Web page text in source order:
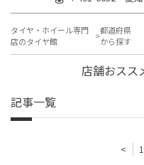
タイヤ・ホイール専門
店のタイヤ館
都道府県
から探す
店舗おスス
記事一覧
< 1